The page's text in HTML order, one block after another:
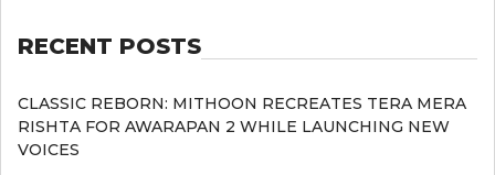
RECENT POSTS
CLASSIC REBORN: MITHOON RECREATES TERA MERA
RISHTA FOR AWARAPAN 2 WHILE LAUNCHING NEW
VOICES